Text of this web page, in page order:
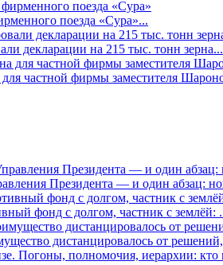
поезда «Сура»...
декларации на 215 тыс. тонн зерна...
частной фирмы заместителя
Президента — и один абзац:
фонд с долгом, частник с землёй:
дистанцировалось от решений,